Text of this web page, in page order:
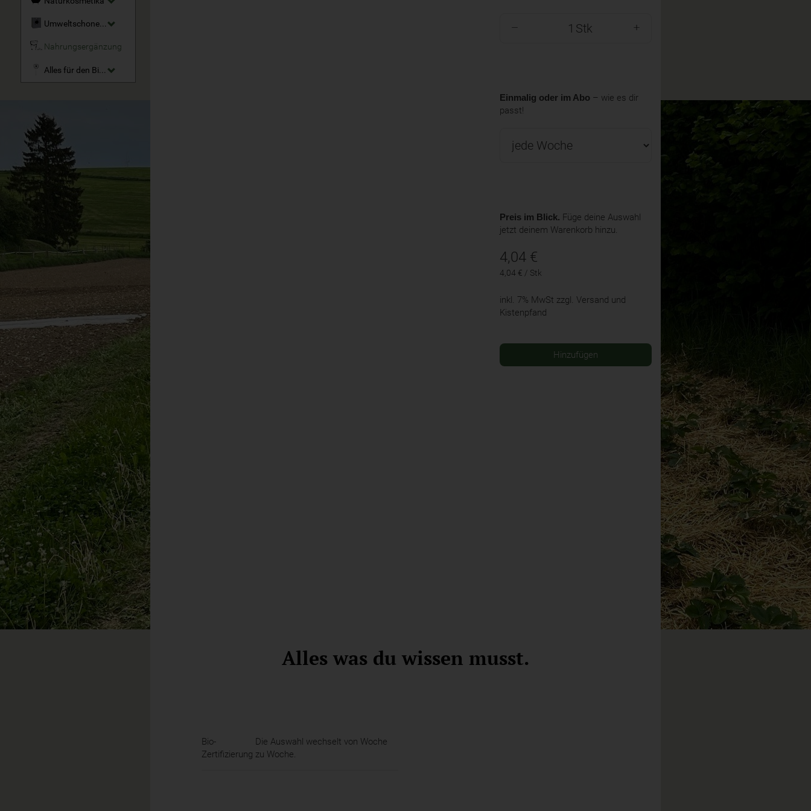
Umweltschonende Reinigungsmittel
Nahrungsergänzung
Alles für den Bio-Garten
Stk
Einmalig oder im Abo – wie es dir
passt!
Preis im Blick. Füge deine Auswahl
jetzt deinem Warenkorb hinzu.
4,04 €
4,04 € / Stk
inkl. 7% MwSt zzgl. Versand und
Kistenpfand
Hinzufügen
Alles was du wissen musst.
Bio-
Zertifizierung
Die Auswahl wechselt von Woche
zu Woche.